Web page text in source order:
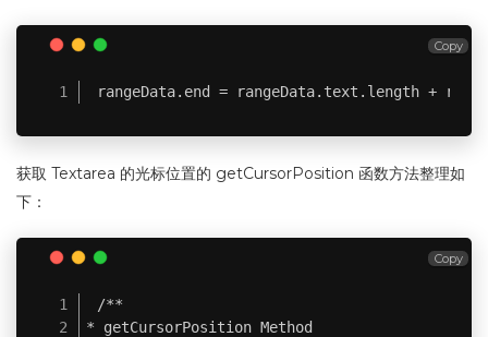
rangeData.end = rangeData.text.length +
Copy
获取 Textarea 的光标位置的 getCursorPosition 函数方法整理如
下：
/**
* getCursorPosition Method
Copy